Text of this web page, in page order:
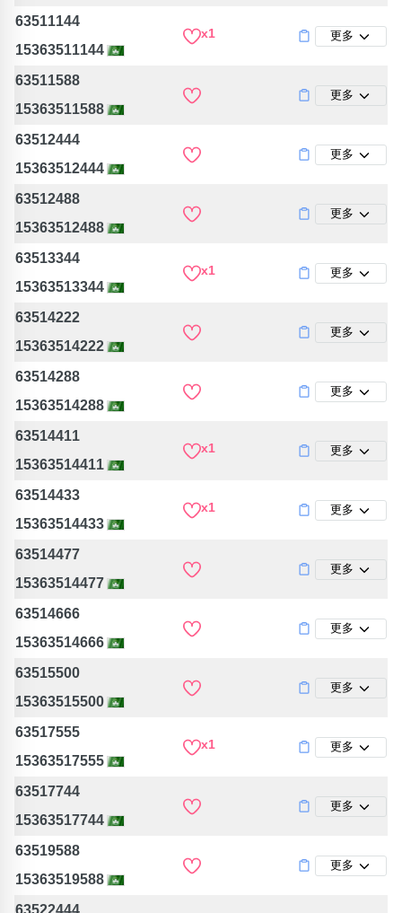
63511144
15363511144
x1 更多
63511588
15363511588
更多
63512444
15363512444
更多
63512488
15363512488
更多
63513344
15363513344
x1 更多
63514222
15363514222
更多
63514288
15363514288
更多
63514411
15363514411
x1 更多
63514433
15363514433
x1 更多
63514477
15363514477
更多
63514666
15363514666
更多
63515500
15363515500
更多
63517555
15363517555
x1 更多
63517744
15363517744
更多
63519588
15363519588
更多